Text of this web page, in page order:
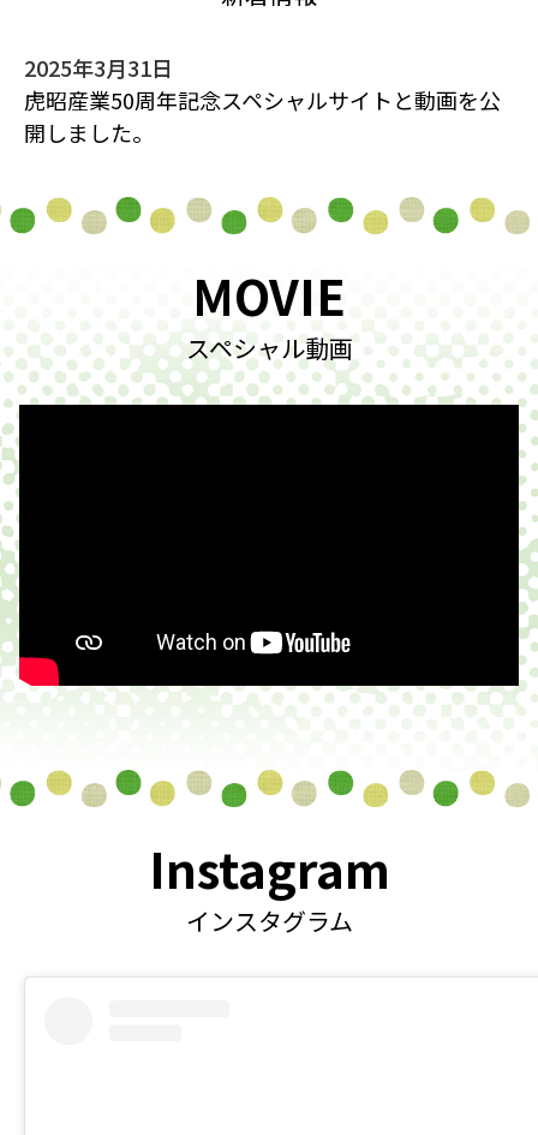
2025年3月31日
虎昭産業50周年記念スペシャルサイトと動画を公
開しました。
MOVIE
スペシャル動画
Instagram
インスタグラム